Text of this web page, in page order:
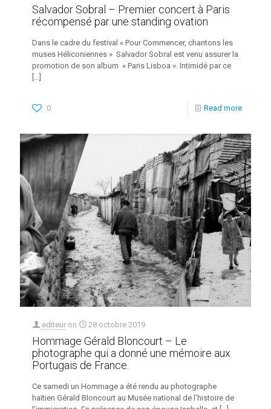
Salvador Sobral – Premier concert à Paris
récompensé par une standing ovation
Dans le cadre du festival « Pour Commencer, chantons les
muses Héliconiennes » Salvador Sobral est venu assurer la
promotion de son album « Paris Lisboa ». Intimidé par ce
[…]
0 Read more
editeur on 28 octobre 2019
Hommage Gérald Bloncourt – Le
photographe qui a donné une mémoire aux
Portugais de France.
Ce samedi un Hommage a été rendu au photographe
haïtien Gérald Bloncourt au Musée national de l’histoire de